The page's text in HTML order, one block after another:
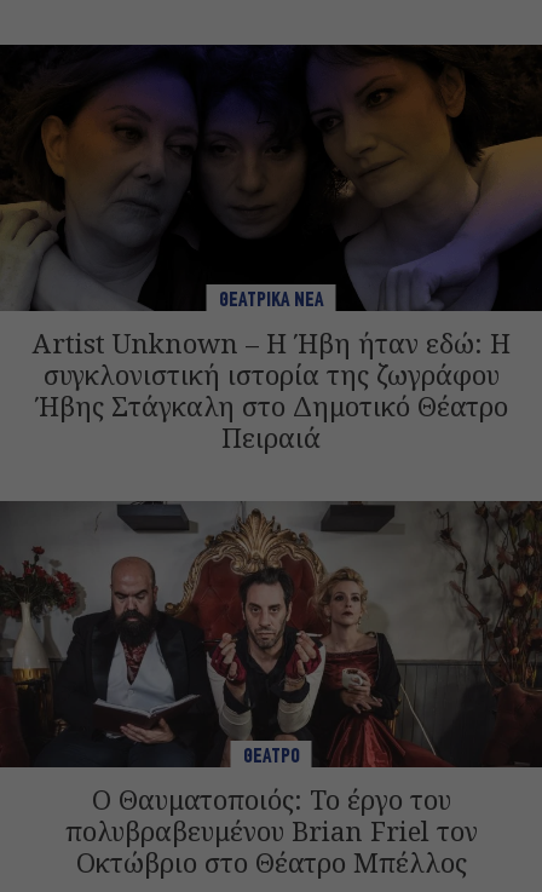
ΘΕΑΤΡΙΚΑ ΝΕΑ
Artist Unknown – Η Ήβη ήταν εδώ: Η
συγκλονιστική ιστορία της ζωγράφου
Ήβης Στάγκαλη στο Δημοτικό Θέατρο
Πειραιά
ΘΕΑΤΡΟ
Ο Θαυματοποιός: Το έργο του
πολυβραβευμένου Brian Friel τον
Οκτώβριο στο Θέατρο Μπέλλος